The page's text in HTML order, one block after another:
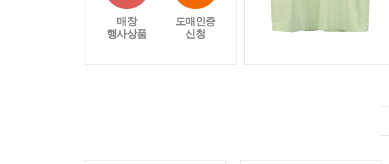
매장
행사상품
도매인증
신청